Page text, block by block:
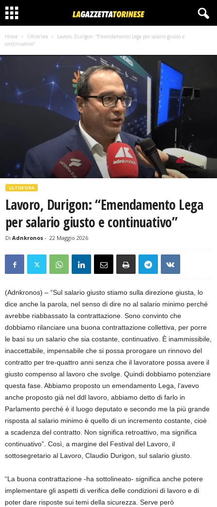
Home Ultim'ora
Lavoro, Durigon: “Emendamento Lega per salario giusto e
continuativo”
ULTIM'ORA
Lavoro, Durigon: “Emendamento Lega
per salario giusto e continuativo”
Di Adnkronos - 22 Maggio 2026
(Adnkronos) – “Sul salario giusto stiamo sulla direzione giusta, lo
dice anche la parola, nel senso di dire no al salario minimo perché
avrebbe riabbassato la contrattazione. Sono convinto che
dobbiamo rilanciare una buona contrattazione collettiva, per porre
le basi su un salario che sia costante, continuativo. È inammissibile,
inaccettabile, impensabile che si possa prorogare un rinnovo del
contratto per tre-quattro anni senza che il lavoratore possa avere il
giusto compenso al lavoro che svolge. Quindi dobbiamo potenziare
questa fase. Abbiamo proposto un emendamento Lega, l’avevo
anche proposto già nel ddl lavoro, abbiamo detto di farlo in
Parlamento perché è il luogo deputato e secondo me la più grande
risposta al salario minimo è quello di un incremento costante, cioè
a scadenza del contratto. Non significa retroattivo, ma significa
continuativo”. Così, a margine del Festival del Lavoro, il
sottosegretario al Lavoro, Claudio Durigon, sul salario giusto.
“La buona contrattazione -ha sottolineato- significa anche potere
implementare gli aspetti di verifica delle condizioni di lavoro e di
poter dare risposte sui temi della sicurezza. Serve però